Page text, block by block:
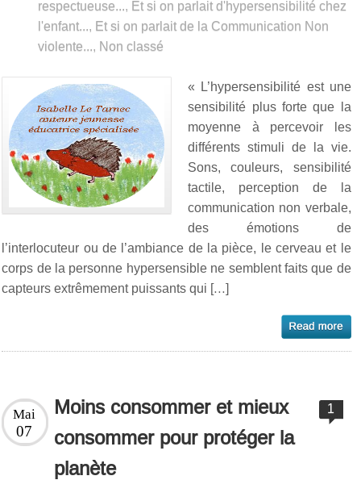
respectueuse..., Et si on parlait d'hypersensibilité chez
l'enfant..., Et si on parlait de la Communication Non
violente..., Non classé
« L’hypersensibilité est une
sensibilité plus forte que la
moyenne à percevoir les
différents stimuli de la vie.
Sons, couleurs, sensibilité
tactile, perception de la
communication non verbale,
des émotions de
l’interlocuteur ou de l’ambiance de la pièce, le cerveau et le
corps de la personne hypersensible ne semblent faits que de
capteurs extrêmement puissants qui […]
Moins consommer et mieux
consommer pour protéger la
planète
Mai
07
1